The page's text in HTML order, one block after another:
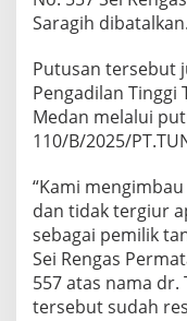
Saragih dibatalkan.
Putusan tersebut
Pengadilan Tinggi
Medan melalui
110/B/2025/
“Kami
dan tidak tergiur
sebagai pemilik
Sei Rengas
557 atas nama dr.
tersebut sudah